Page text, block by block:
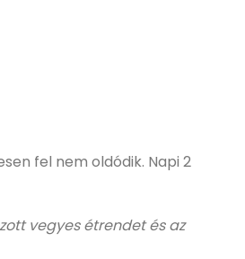
fel nem oldódik. Napi 2
vegyes étrendet és az